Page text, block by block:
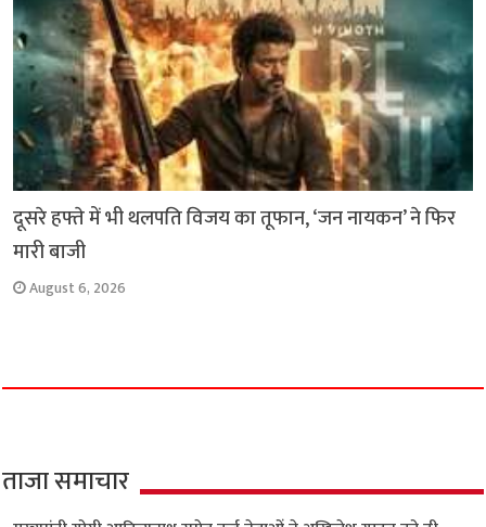
दूसरे हफ्ते में भी थलपति विजय का तूफान, ‘जन नायकन’ ने फिर
मारी बाजी
August 6, 2026
ताजा समाचार